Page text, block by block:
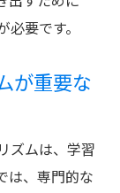
要です。
が重要な
ズムは、学習
は、専門的な